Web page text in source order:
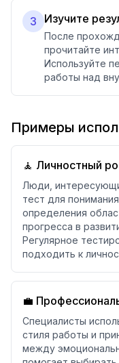
3 Изучите
После
прочитайте
Используйте
работы над
Примеры
🧘 Личностный
Люди,
тест для
определения
прогресса в
Регулярное
подходить к
💼
Специалисты
стиля работы и
между